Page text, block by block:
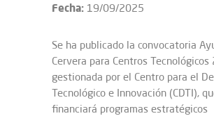
Fecha: 19/09/2025
Se ha publicado la convocatoria
Cervera para Centros Tecnológicos
gestionada por el Centro para el
Tecnológico e Innovación (CDTI),
financiará programas estratégicos